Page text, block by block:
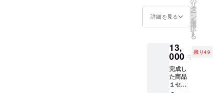
より下
がる可
※ご注文
状況、
製造工
程上の
都合及
びロジ
価格
15,500
円税込
→20%
12,400
円税込/
送料込
※皆様の
応援購
入によ
詳細を見る
リ
タ
ー
ン
を
選
択
す
る
13,
000 円
残り49
完成し
た商品
１セッ